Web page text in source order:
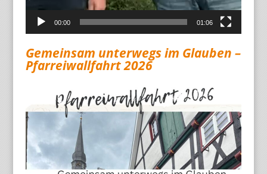
00:00 01:06
Gemeinsam unterwegs im Glauben –
Pfarreiwallfahrt 2026